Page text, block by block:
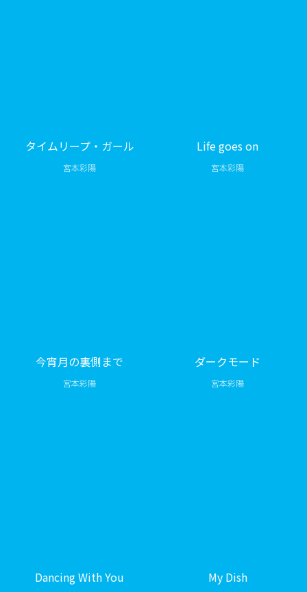
タイムリープ・ガール
宮本彩陽
Life goes on
宮本彩陽
今宵月の裏側まで
宮本彩陽
ダークモード
宮本彩陽
Dancing With You My Dish